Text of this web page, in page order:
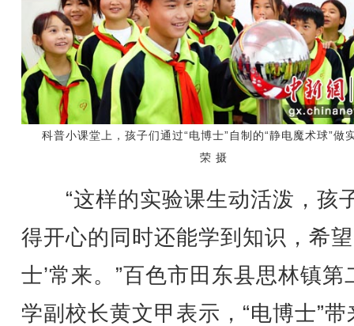
科普小课堂上，孩子们通过“电博士”自制的“静电魔术球”做
荣 摄
“这样的实验课生动活泼，孩
得开心的同时还能学到知识，希望
士’常来。”百色市田东县思林镇第
学副校长黄文甲表示，“电博士”带